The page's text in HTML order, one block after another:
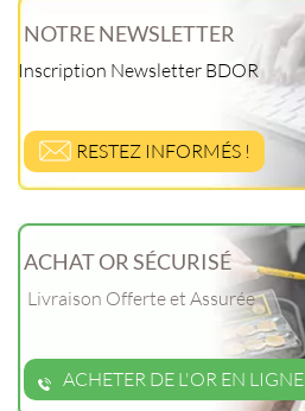
NOTRE NEWSLETTER
Inscription Newsletter BDOR
RESTEZ INFORMÉS !
ACHAT OR SÉCURISÉ
Livraison Offerte et Assurée
ACHETER DE L'OR EN LIGNE